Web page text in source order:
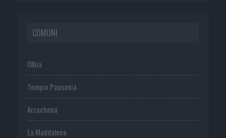
COMUNI
Olbia
Tempio Pausania
Arzachena
La Maddalena